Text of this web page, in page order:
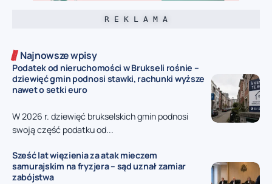
R E K L A M A
Najnowsze wpisy
Podatek od nieruchomości w Brukseli rośnie –
dziewięć gmin podnosi stawki, rachunki wyższe
nawet o setki euro
W 2026 r. dziewięć brukselskich gmin podnosi
swoją część podatku od...
Sześć lat więzienia za atak mieczem
samurajskim na fryzjera – sąd uznał zamiar
zabójstwa